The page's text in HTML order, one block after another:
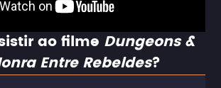
ao filme Dungeons &
Entre Rebeldes?